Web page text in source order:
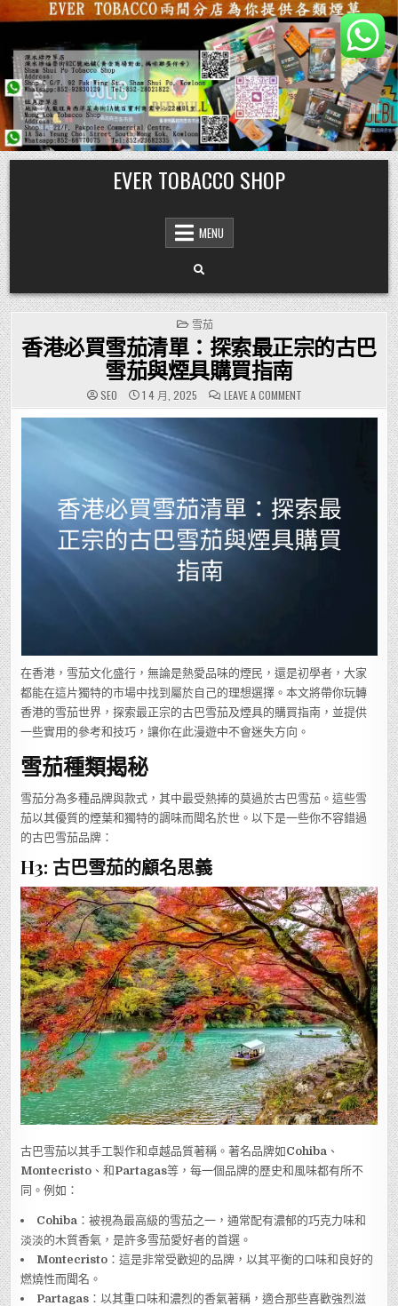
Skip
to
content
EVER TOBACCO SHOP
MENU
POSTED
IN
雪茄
香港必買雪茄清單：探索最正宗的古巴
雪茄與煙具購買指南
SEO 1 4 月, 2025 LEAVE A COMMENT
香
港
索
最
正
宗
的
古
南
在香港，雪茄文化盛行，無論是熱愛品味的煙民，還是初學者，大家
都能在這片獨特的市場中找到屬於自己的理想選擇。本文將帶你玩轉
香港的雪茄世界，探索最正宗的古巴雪茄及煙具的購買指南，並提供
一些實用的參考和技巧，讓你在此漫遊中不會迷失方向。
雪茄種類揭秘
雪茄分為多種品牌與款式，其中最受熱捧的莫過於古巴雪茄。這些雪
茄以其優質的煙葉和獨特的調味而聞名於世。以下是一些你不容錯過
的古巴雪茄品牌：
H3: 古巴雪茄的顧名思義
古巴雪茄以其手工製作和卓越品質著稱。著名品牌如Cohiba 、
Montecristo 、和Partagas等，每一個品牌的歷史和風味都有所不
同。例如：
Cohiba ：被視為最高級的雪茄之一，通常配有濃郁的巧克力味和
淡淡的木質香氣，是許多雪茄愛好者的首選。
Montecristo ：這是非常受歡迎的品牌，以其平衡的口味和良好的
燃燒性而聞名。
Partagas ：以其重口味和濃烈的香氣著稱，適合那些喜歡強烈滋